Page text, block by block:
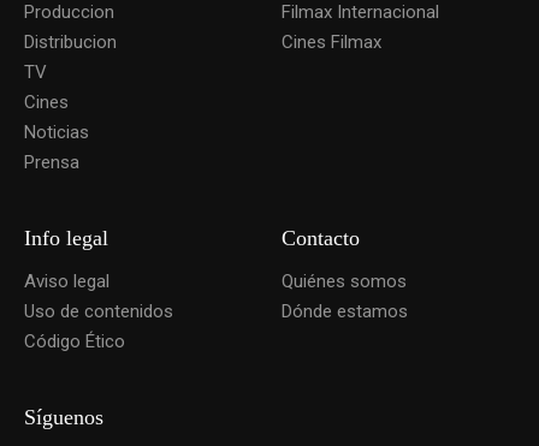
Produccion
Distribucion
TV
Cines
Noticias
Prensa
Filmax Internacional
Cines Filmax
Info legal
Aviso legal
Uso de contenidos
Código Ético
Contacto
Quiénes somos
Dónde estamos
Síguenos